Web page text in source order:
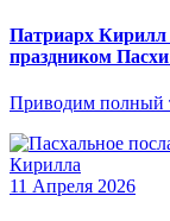
Патриарх Кирилл
праздником
Приводим полный
11 Апреля 2026